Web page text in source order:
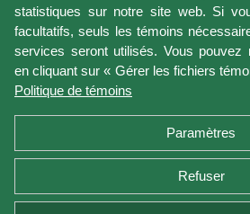
statistiques sur notre site web. Si
facultatifs, seuls les témoins
services seront utilisés. Vous pouvez
en cliquant sur « Gérer les fichiers
Politique de témoins
Paramètres
Refuser
Vendredi
Samedi
Dimanche